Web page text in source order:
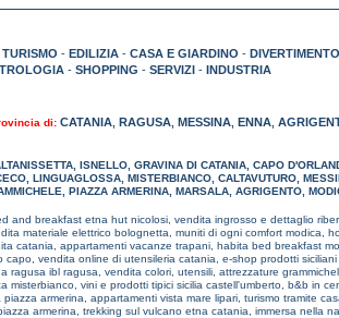
TURISMO - EDILIZIA - CASA E GIARDINO -
- SHOPPING - SERVIZI - INDUSTRIA
di: CATANIA, RAGUSA, MESSINA, ENNA,
, ISNELLO, GRAVINA DI CATANIA, CAPO
, LINGUAGLOSSA, MISTERBIANCO, CALTAVUTURO,
, PIAZZA ARMERINA, MARSALA, AGRIGENTO,
and breakfast etna hut nicolosi, vendita ingrosso e dettaglio
materiale elettrico bolognetta, muniti di ogni comfort modica,
catania, appartamenti vacanze trapani, habita bed breakfast
capo, vendita online di utensileria catania, e-shop prodotti
ragusa ibl ragusa, vendita colori, utensili, attrezzature
misterbianco, vini e prodotti tipici sicilia castell'umberto, b&b in
armerina, appartamenti vista mare lipari, turismo tramite
armerina, trekking sul vulcano etna catania, immersa nella